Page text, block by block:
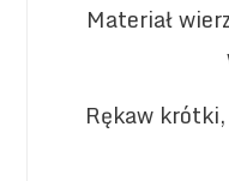
Materiał
Rękaw